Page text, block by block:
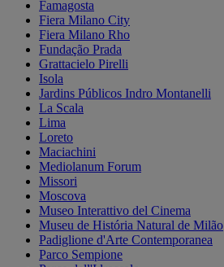
Famagosta
Fiera Milano City
Fiera Milano Rho
Fundação Prada
Grattacielo Pirelli
Isola
Jardins Públicos Indro Montanelli
La Scala
Lima
Loreto
Maciachini
Mediolanum Forum
Missori
Moscova
Museo Interattivo del Cinema
Museu de História Natural de Milão
Padiglione d'Arte Contemporanea
Parco Sempione